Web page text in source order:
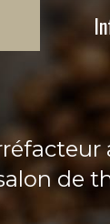
de